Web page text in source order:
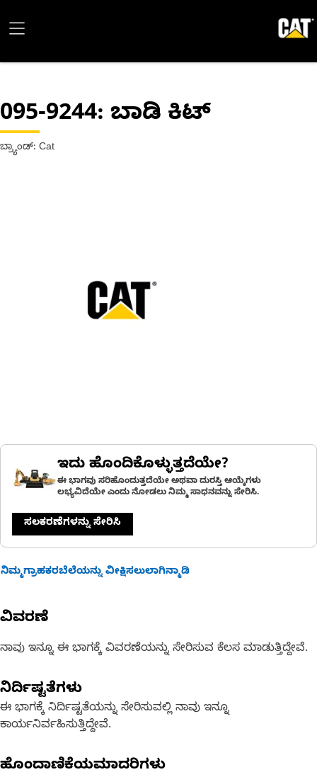
095-9244: ಬಾಡಿ ಕಿಟ್
ಬ್ರ್ಯಾಂಡ್: Cat
ಇದು ಹೊಂದಿಕೊಳ್ಳುತ್ತದೆಯೇ?
ಈ ಭಾಗವು ಸರಿಹೊಂದುತ್ತದೆಯೇ ಅಥವಾ ದುರಸ್ತಿ ಆಯ್ಕೆಗಳು
ಲಭ್ಯವಿದೆಯೇ ಎಂದು ನೋಡಲು ನಿಮ್ಮ ಸಾಧನವನ್ನು ಸೇರಿಸಿ.
ಸಲಕರಣೆಗಳನ್ನು ಸೇರಿಸಿ
ನಿಮ್ಮಗ್ರಾಹಕರಬೆಲೆಯನ್ನು ವೀಕ್ಷಿಸಲುಲಾಗಿನ್ಮಾಡಿ
ವಿವರಣೆ
ನಾವು ಇನ್ನೂ ಈ ಭಾಗಕ್ಕೆ ವಿವರಣೆಯನ್ನು ಸೇರಿಸುವ ಕೆಲಸ ಮಾಡುತ್ತಿದ್ದೇವೆ.
ನಿರ್ದಿಷ್ಟತೆಗಳು
ಈ ಭಾಗಕ್ಕೆ ನಿರ್ದಿಷ್ಟತೆಯನ್ನು ಸೇರಿಸುವಲ್ಲಿ ನಾವು ಇನ್ನೂ
ಕಾರ್ಯನಿರ್ವಹಿಸುತ್ತಿದ್ದೇವೆ.
ಹೊಂದಾಣಿಕೆಯಮಾದರಿಗಳು